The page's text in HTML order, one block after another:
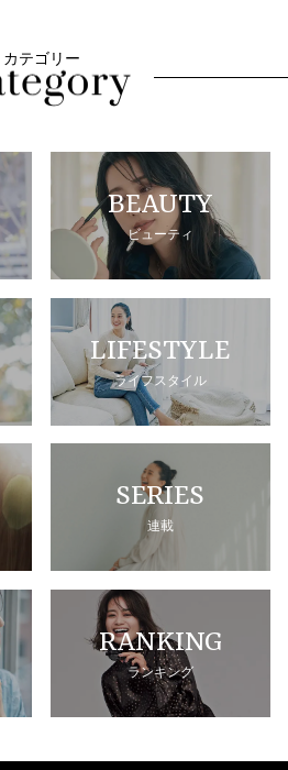
カテゴリー
BEAUTY
ビューティ
LIFESTYLE
ライフスタイル
SERIES
連載
RANKING
ランキング